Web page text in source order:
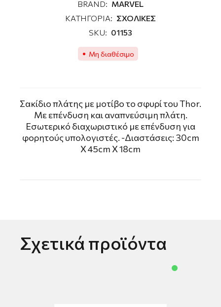
BRAND: MARVEL
ΚΑΤΗΓΟΡΙΑ: ΣΧΟΛΙΚΕΣ
SKU: 01153
Μη διαθέσιμο
Σακίδιο πλάτης με μοτίβο το σφυρί του Thor.
Mε επένδυση και αναπνεύσιμη πλάτη.
Εσωτερικό διαχωριστικό με επένδυση για
φορητούς υπολογιστές. -Διαστάσεις: 30cm
X 45cm X 18cm
Σχετικά προϊόντα